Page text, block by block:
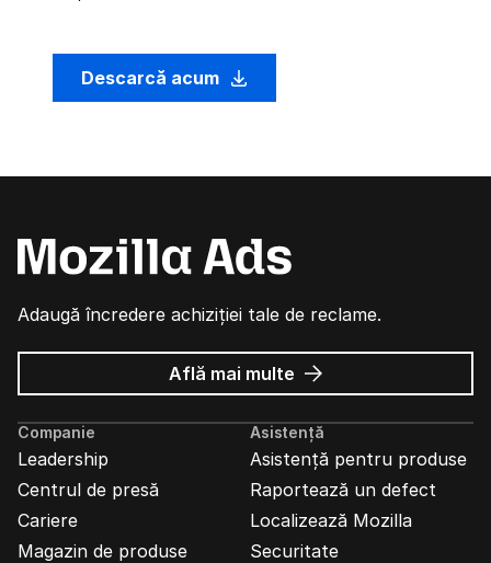
Descarcă acum
Adaugă încredere achiziției tale de reclame.
Află mai multe despre
Reclame
Mozilla
Companie
Leadership
Centrul de presă
Cariere
Magazin de produse
Asistență
Asistență pentru produse
Raportează un defect
Localizează Mozilla
Securitate